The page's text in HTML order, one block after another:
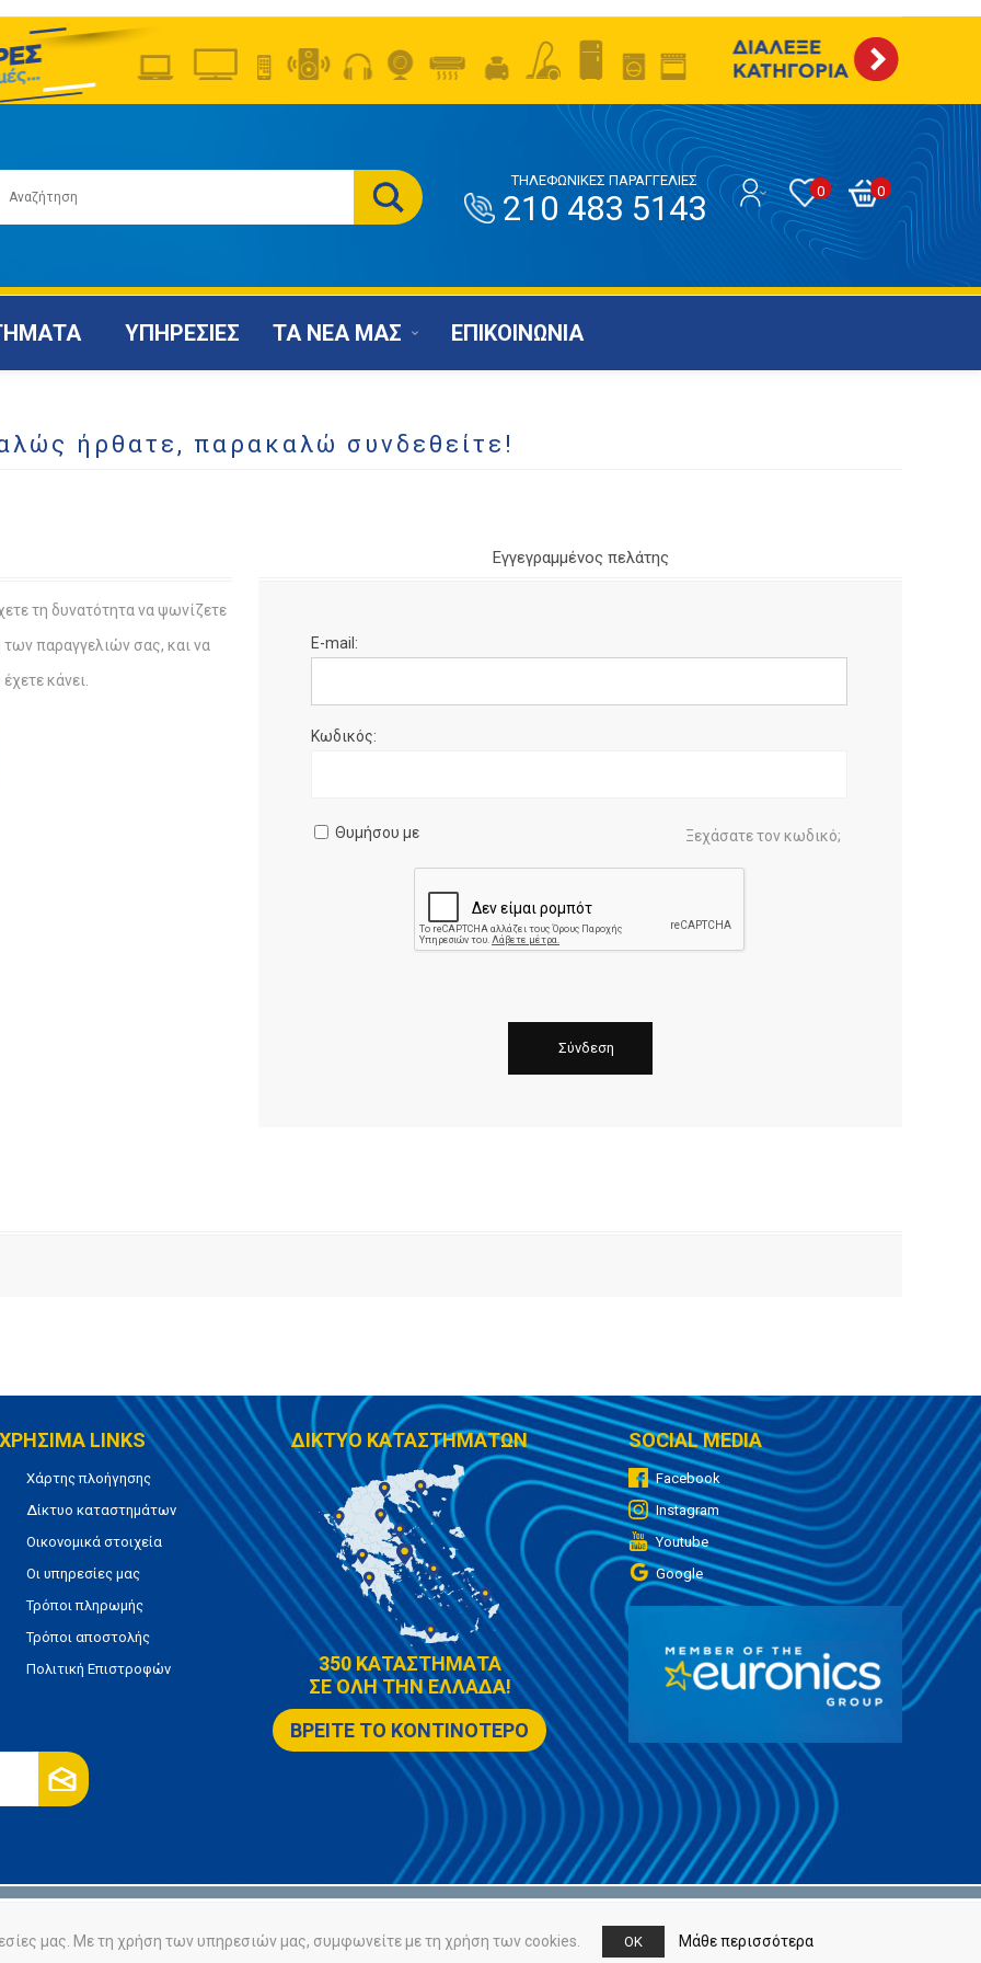
0
0
ΤΗΛΕΦΩΝΙΚΕΣ ΠΑΡΑΓΓΕΛΙΕΣ
210 483 5143
ΥΠΗΡΕΣΙΕΣ ΤΑ ΝΕΑ ΜΑΣ ΕΠΙΚΟΙΝΩΝΙΑ
ήρθατε, παρακαλώ συνδεθείτε!
τη δυνατότητα να ψωνίζετε
των παραγγελιών σας, και να
κάνει.
Εγγεγραμμένος πελάτης
E-mail:
Κωδικός:
Θυμήσου με Ξεχάσατε τον κωδικό;
ΧΡΗΣΙΜΑ LINKS
Χάρτης πλοήγησης
Δίκτυο καταστημάτων
Οικονομικά στοιχεία
Οι υπηρεσίες μας
Τρόποι πληρωμής
Τρόποι αποστολής
Πολιτική Επιστροφών
ΔΙΚΤΥΟ ΚΑΤΑΣΤΗΜΑΤΩΝ
350 ΚΑΤΑΣΤΗΜΑΤΑ
ΣΕ ΟΛΗ ΤΗΝ ΕΛΛΑΔΑ!
ΒΡΕΙΤΕ ΤΟ ΚΟΝΤΙΝΟΤΕΡΟ
SOCIAL MEDIA
Facebook
Instagram
Youtube
Google
Powered bynopCommerce
μας. Με τη χρήση των υπηρεσιών μας, συμφωνείτε με τη χρήση των cookies. OK Μάθε περισσότερα